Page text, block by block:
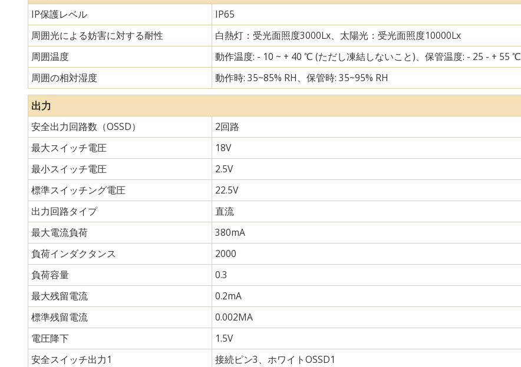
IP保護レベル
IP65
周囲光による妨害に対する耐性
白熱灯：受光面照度3000Lx、太陽光：受光面照度10000Lx
周囲温度
動作温度: - 10 ~ + 40 ℃ (ただし凍結しないこと)、保管温度: - 25 - + 55 ℃
周囲の相対湿度
動作時: 35~85% RH、保管時: 35~95% RH
出力
安全出力回路数（OSSD）
2回路
最大スイッチ電圧
18V
最小スイッチ電圧
2.5V
標準スイッチング電圧
22.5V
出力回路タイプ
直流
最大電流負荷
380mA
負荷インダクタンス
2000
負荷容量
0.3
最大残留電流
0.2mA
標準残留電流
0.002MA
電圧降下
1.5V
安全スイッチ出力1
接続ピン3、ホワイトOSSD1